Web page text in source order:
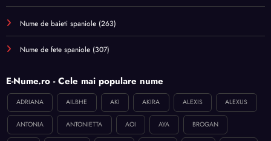
Nume de baieti spaniole (263)
Nume de fete spaniole (307)
E-Nume.ro - Cele mai populare nume
ADRIANA AILBHE AKI AKIRA ALEXIS ALEXUS
ANTONIA ANTONIETTA AOI AYA BROGAN